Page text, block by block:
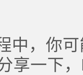
中，你
享一下